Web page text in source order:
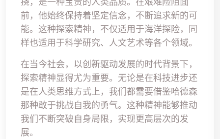
前，他始终保持着坚定信念，不断追求新的可
能。这种探索精神，不仅适用于海洋探险，同
样也适用于科学研究、人文艺术等各个领域。
在当今社会，以创新驱动发展的时代背景下，
探索精神显得尤为重要。无论是在科技进步还
是在人类思维方式上，我们都需要借鉴哈德森
那种敢于挑战自我的勇气。这种精神能够推动
我们不断突破自身局限，实现更高层次的发
展。